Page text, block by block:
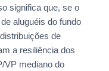
significa que, se o
aluguéis do fundo
de
a resiliência dos
VP mediano do